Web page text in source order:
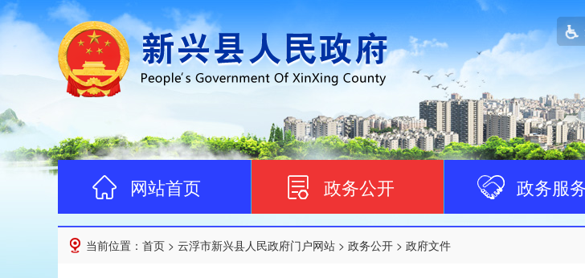
网站首页 政务公开 政务服
当前位置： 首页 > 云浮市新兴县人民政府门户网站 > 政务公开 > 政府文件